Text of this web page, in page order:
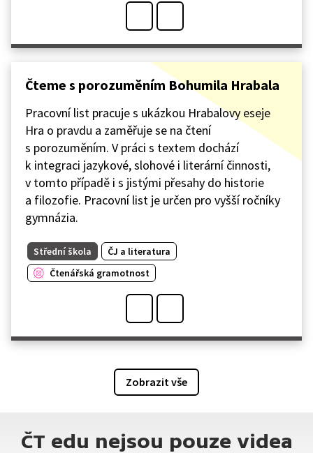
Čteme s porozuměním Bohumila Hrabala
Pracovní list pracuje s ukázkou Hrabalovy eseje
Hra o pravdu a zaměřuje se na čtení
s porozuměním. V práci s textem dochází
k integraci jazykové, slohové i literární činnosti,
v tomto případě i s jistými přesahy do historie
a filozofie. Pracovní list je určen pro vyšší ročníky
gymnázia.
Střední škola
ČJ a literatura
Čtenářská gramotnost
Zobrazit vše
ČT edu nejsou pouze videa